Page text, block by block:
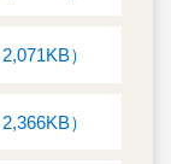
）
）